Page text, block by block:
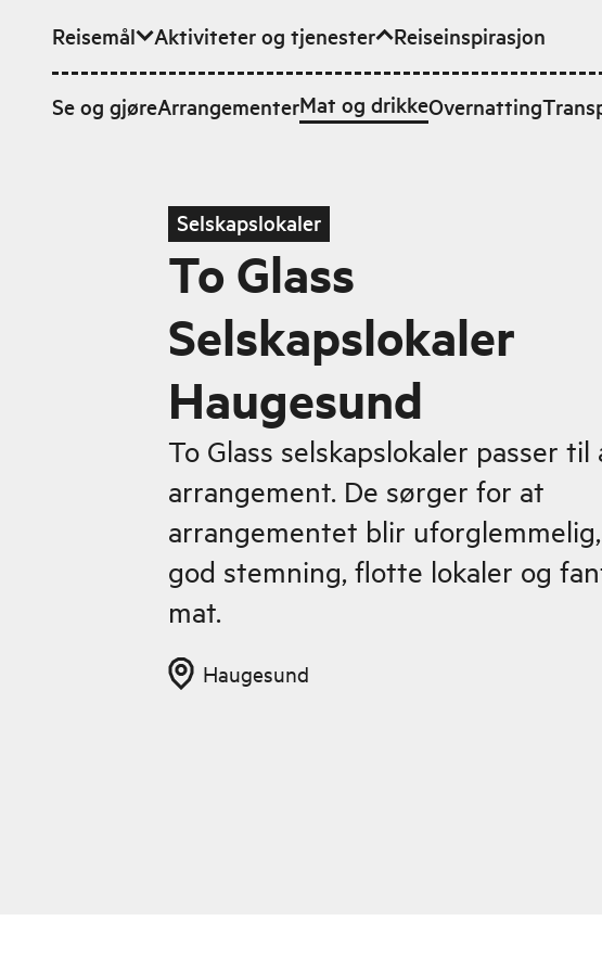
Hopp til hovedinnhold
Reisemål Aktiviteter og tjenester
Se og gjøreArrangementerMat og drikkeOvernatting
Reiseinspirasjon
Selskapslokaler
To Glass
Selskapslokaler
Haugesund
To Glass selskapslokaler passer til
arrangement. De sørger for at
arrangementet blir
god stemning, flotte lokaler og
mat.
Haugesund